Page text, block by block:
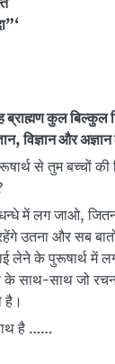
ब्राह्मण कुल बिल्कुल
विज्ञान और
से तुम बच्चों की
में लग जाओ,
उतना और सब
लेने के पुरूषार्थ में
के साथ-साथ जो
है।
है ……